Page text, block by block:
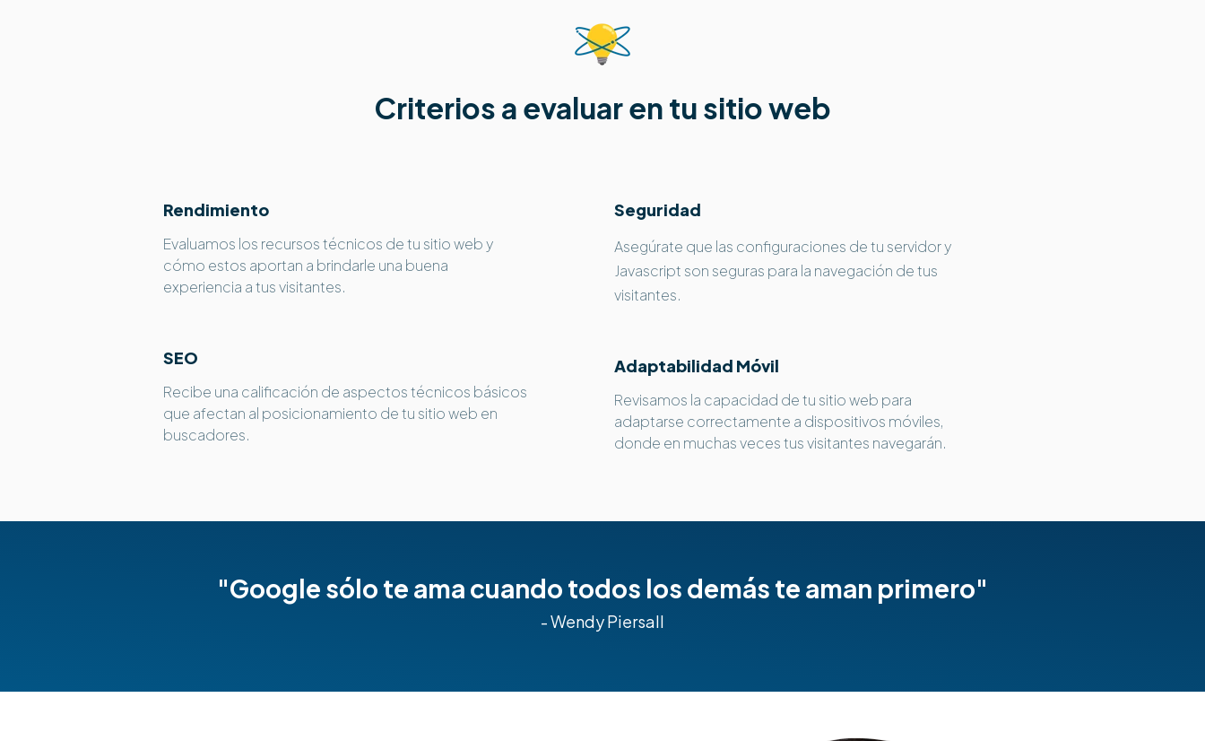
Criterios a evaluar en tu sitio web
Rendimiento
Evaluamos los recursos técnicos de tu sitio web y
cómo estos aportan a brindarle una buena
experiencia a tus visitantes.
SEO
Recibe una calificación de aspectos técnicos básicos
que afectan al posicionamiento de tu sitio web en
buscadores.
Seguridad
Asegúrate que las configuraciones de tu servidor y
Javascript son seguras para la navegación de tus
visitantes.
Adaptabilidad Móvil
Revisamos la capacidad de tu sitio web para
adaptarse correctamente a dispositivos móviles,
donde en muchas veces tus visitantes navegarán.
"Google sólo te ama cuando todos los demás te aman primero"
- Wendy Piersall